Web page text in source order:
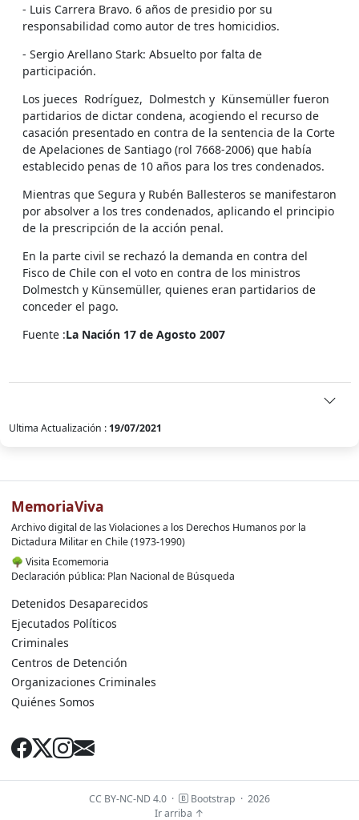
- Luis Carrera Bravo. 6 años de presidio por su
responsabilidad como autor de tres homicidios.
- Sergio Arellano Stark: Absuelto por falta de
participación.
Los jueces Rodríguez, Dolmestch y Künsemüller fueron
partidarios de dictar condena, acogiendo el recurso de
casación presentado en contra de la sentencia de la Corte
de Apelaciones de Santiago (rol 7668-2006) que había
establecido penas de 10 años para los tres condenados.
Mientras que Segura y Rubén Ballesteros se manifestaron
por absolver a los tres condenados, aplicando el principio
de la prescripción de la acción penal.
En la parte civil se rechazó la demanda en contra del
Fisco de Chile con el voto en contra de los ministros
Dolmestch y Künsemüller, quienes eran partidarios de
conceder el pago.
Fuente :La Nación 17 de Agosto 2007
Ultima Actualización : 19/07/2021
MemoriaViva
Archivo digital de las Violaciones a los Derechos Humanos por la
Dictadura Militar en Chile (1973-1990)
🌳 Visita Ecomemoria
Declaración pública: Plan Nacional de Búsqueda
Detenidos Desaparecidos
Ejecutados Políticos
Criminales
Centros de Detención
Organizaciones Criminales
Quiénes Somos
CC BY-NC-ND 4.0 · Bootstrap · 2026
Ir arriba ↑